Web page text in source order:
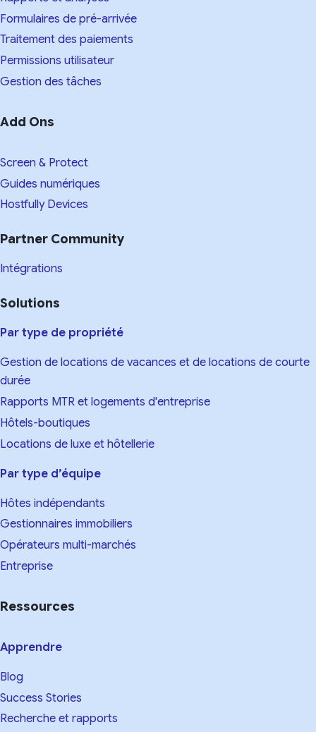
Formulaires de pré-arrivée
Traitement des paiements
Permissions utilisateur
Gestion des tâches
Add Ons
Screen & Protect
Guides numériques
Hostfully Devices
Partner Community
Intégrations
Solutions
Par type de propriété
Gestion de locations de vacances et de locations de courte
durée
Rapports MTR et logements d'entreprise
Hôtels-boutiques
Locations de luxe et hôtellerie
Par type d’équipe
Hôtes indépendants
Gestionnaires immobiliers
Opérateurs multi-marchés
Entreprise
Ressources
Apprendre
Blog
Success Stories
Recherche et rapports